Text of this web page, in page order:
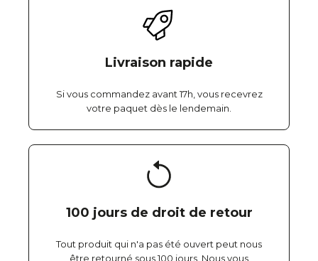
Livraison rapide
Si vous commandez avant 17h, vous recevrez
votre paquet dès le lendemain.
100 jours de droit de retour
Tout produit qui n'a pas été ouvert peut nous
être retourné sous 100 jours. Nous vous